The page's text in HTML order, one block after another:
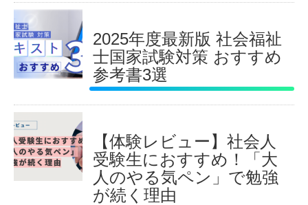
2025年度最新版 社会福祉
士国家試験対策 おすすめ
参考書3選
【体験レビュー】社会人
受験生におすすめ！「大
人のやる気ペン」で勉強
が続く理由